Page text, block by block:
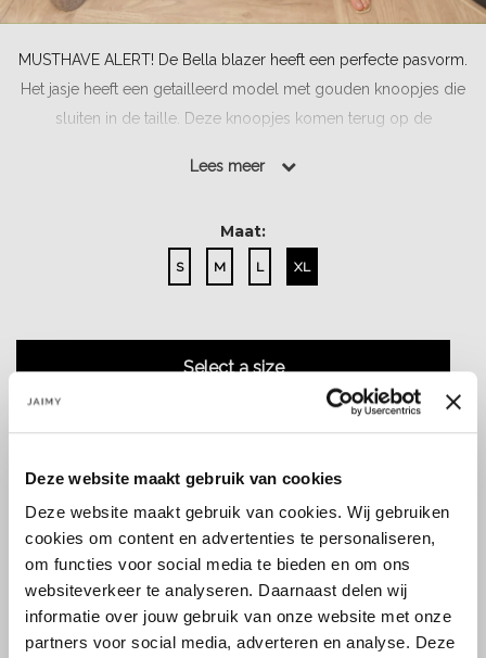
Deze website maakt gebruik van cookies
Deze website maakt gebruik van cookies. Wij gebruiken
cookies om content en advertenties te personaliseren,
om functies voor social media te bieden en om ons
websiteverkeer te analyseren. Daarnaast delen wij
informatie over jouw gebruik van onze website met onze
partners voor social media, adverteren en analyse. Deze
MUSTHAVE ALERT! De Bella blazer heeft een perfecte pasvorm.
Het jasje heeft een getailleerd model met gouden knoopjes die
sluiten in de taille. Deze knoopjes komen terug op de
Lees meer
Lees meer
Maat:
S M L XL
Select a size
Size guide Verzenden & retourneren
Koop veilig en vertrouwd